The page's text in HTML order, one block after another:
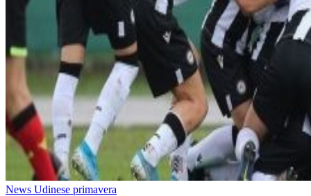
News Udinese primavera